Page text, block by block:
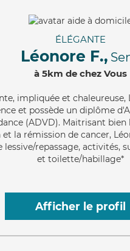
ÉLÉGANTE
Léonore F.,
à 5km de chez Vous
, impliquée et chaleureuse,
et possède un diplôme
(ADVD). Maitrisant bien
la rémission de cancer,
lessive/repassage, activités,
et toilette/habillage*
Afficher le profil